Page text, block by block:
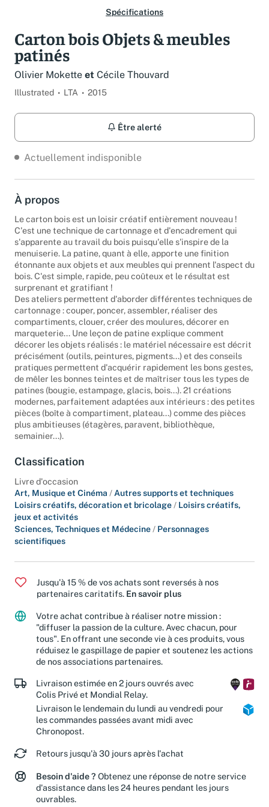
Spécifications
Carton bois Objets & meubles
patinés
Olivier Mokette et Cécile Thouvard
Illustrated LTA 2015
Être alerté
Actuellement indisponible
À propos
Le carton bois est un loisir créatif entièrement nouveau !
C'est une technique de cartonnage et d'encadrement qui
s'apparente au travail du bois puisqu'elle s'inspire de la
menuiserie. La patine, quant à elle, apporte une finition
étonnante aux objets et aux meubles qui prennent l'aspect du
bois. C'est simple, rapide, peu coûteux et le résultat est
surprenant et gratifiant !
Des ateliers permettent d'aborder différentes techniques de
cartonnage : couper, poncer, assembler, réaliser des
compartiments, clouer, créer des moulures, décorer en
marqueterie... Une leçon de patine explique comment
décorer les objets réalisés : le matériel nécessaire est décrit
précisément (outils, peintures, pigments...) et des conseils
pratiques permettent d'acquérir rapidement les bons gestes,
de mêler les bonnes teintes et de maîtriser tous les types de
patines (bougie, estampage, glacis, bois...). 21 créations
modernes, parfaitement adaptées aux intérieurs : des petites
pièces (boîte à compartiment, plateau...) comme des pièces
plus ambitieuses (étagères, paravent, bibliothèque,
semainier...).
Classification
Livre d'occasion
Art, Musique et Cinéma / Autres supports et techniques
Loisirs créatifs, décoration et bricolage / Loisirs créatifs,
jeux et activités
Sciences, Techniques et Médecine / Personnages
scientifiques
Jusqu'à 15 % de vos achats sont reversés à nos
partenaires caritatifs. En savoir plus
Votre achat contribue à réaliser notre mission :
"diffuser la passion de la culture. Avec chacun, pour
tous". En offrant une seconde vie à ces produits, vous
réduisez le gaspillage de papier et soutenez les actions
de nos associations partenaires.
Livraison estimée en 2 jours ouvrés avec
Colis Privé et Mondial Relay.
Livraison le lendemain du lundi au vendredi pour
les commandes passées avant midi avec
Chronopost.
Retours jusqu'à 30 jours après l'achat
Besoin d'aide ? Obtenez une réponse de notre service
d'assistance dans les 24 heures pendant les jours
ouvrables.